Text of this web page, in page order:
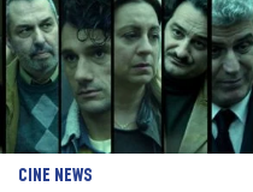
CINE NEWS